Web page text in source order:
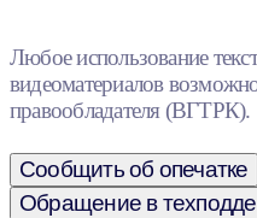
Любое использование
видеоматериалов
правообладателя (ВГТРК).
Сообщить об опечатке
Обращение в